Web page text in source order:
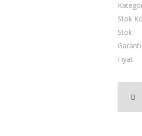
Stok
Stok
Fiyat